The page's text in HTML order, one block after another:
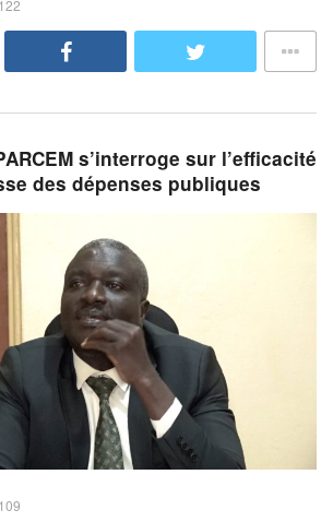
122
s’interroge sur l’efficacité
des dépenses publiques
109